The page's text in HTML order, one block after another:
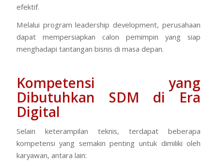
efektif.
Melalui program leadership development, perusahaan
dapat mempersiapkan calon pemimpin yang siap
menghadapi tantangan bisnis di masa depan.
Kompetensi yang
Dibutuhkan SDM di Era
Digital
Selain keterampilan teknis, terdapat beberapa
kompetensi yang semakin penting untuk dimiliki oleh
karyawan, antara lain: